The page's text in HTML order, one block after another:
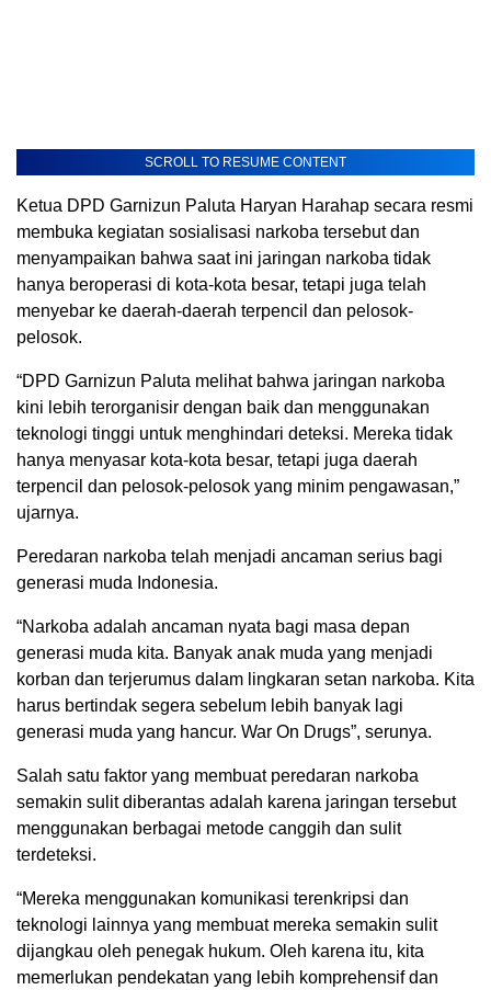
SCROLL TO RESUME CONTENT
Ketua DPD Garnizun Paluta Haryan Harahap secara resmi
membuka kegiatan sosialisasi narkoba tersebut dan
menyampaikan bahwa saat ini jaringan narkoba tidak
hanya beroperasi di kota-kota besar, tetapi juga telah
menyebar ke daerah-daerah terpencil dan pelosok-
pelosok.
“DPD Garnizun Paluta melihat bahwa jaringan narkoba
kini lebih terorganisir dengan baik dan menggunakan
teknologi tinggi untuk menghindari deteksi. Mereka tidak
hanya menyasar kota-kota besar, tetapi juga daerah
terpencil dan pelosok-pelosok yang minim pengawasan,”
ujarnya.
Peredaran narkoba telah menjadi ancaman serius bagi
generasi muda Indonesia.
“Narkoba adalah ancaman nyata bagi masa depan
generasi muda kita. Banyak anak muda yang menjadi
korban dan terjerumus dalam lingkaran setan narkoba. Kita
harus bertindak segera sebelum lebih banyak lagi
generasi muda yang hancur. War On Drugs”, serunya.
Salah satu faktor yang membuat peredaran narkoba
semakin sulit diberantas adalah karena jaringan tersebut
menggunakan berbagai metode canggih dan sulit
terdeteksi.
“Mereka menggunakan komunikasi terenkripsi dan
teknologi lainnya yang membuat mereka semakin sulit
dijangkau oleh penegak hukum. Oleh karena itu, kita
memerlukan pendekatan yang lebih komprehensif dan